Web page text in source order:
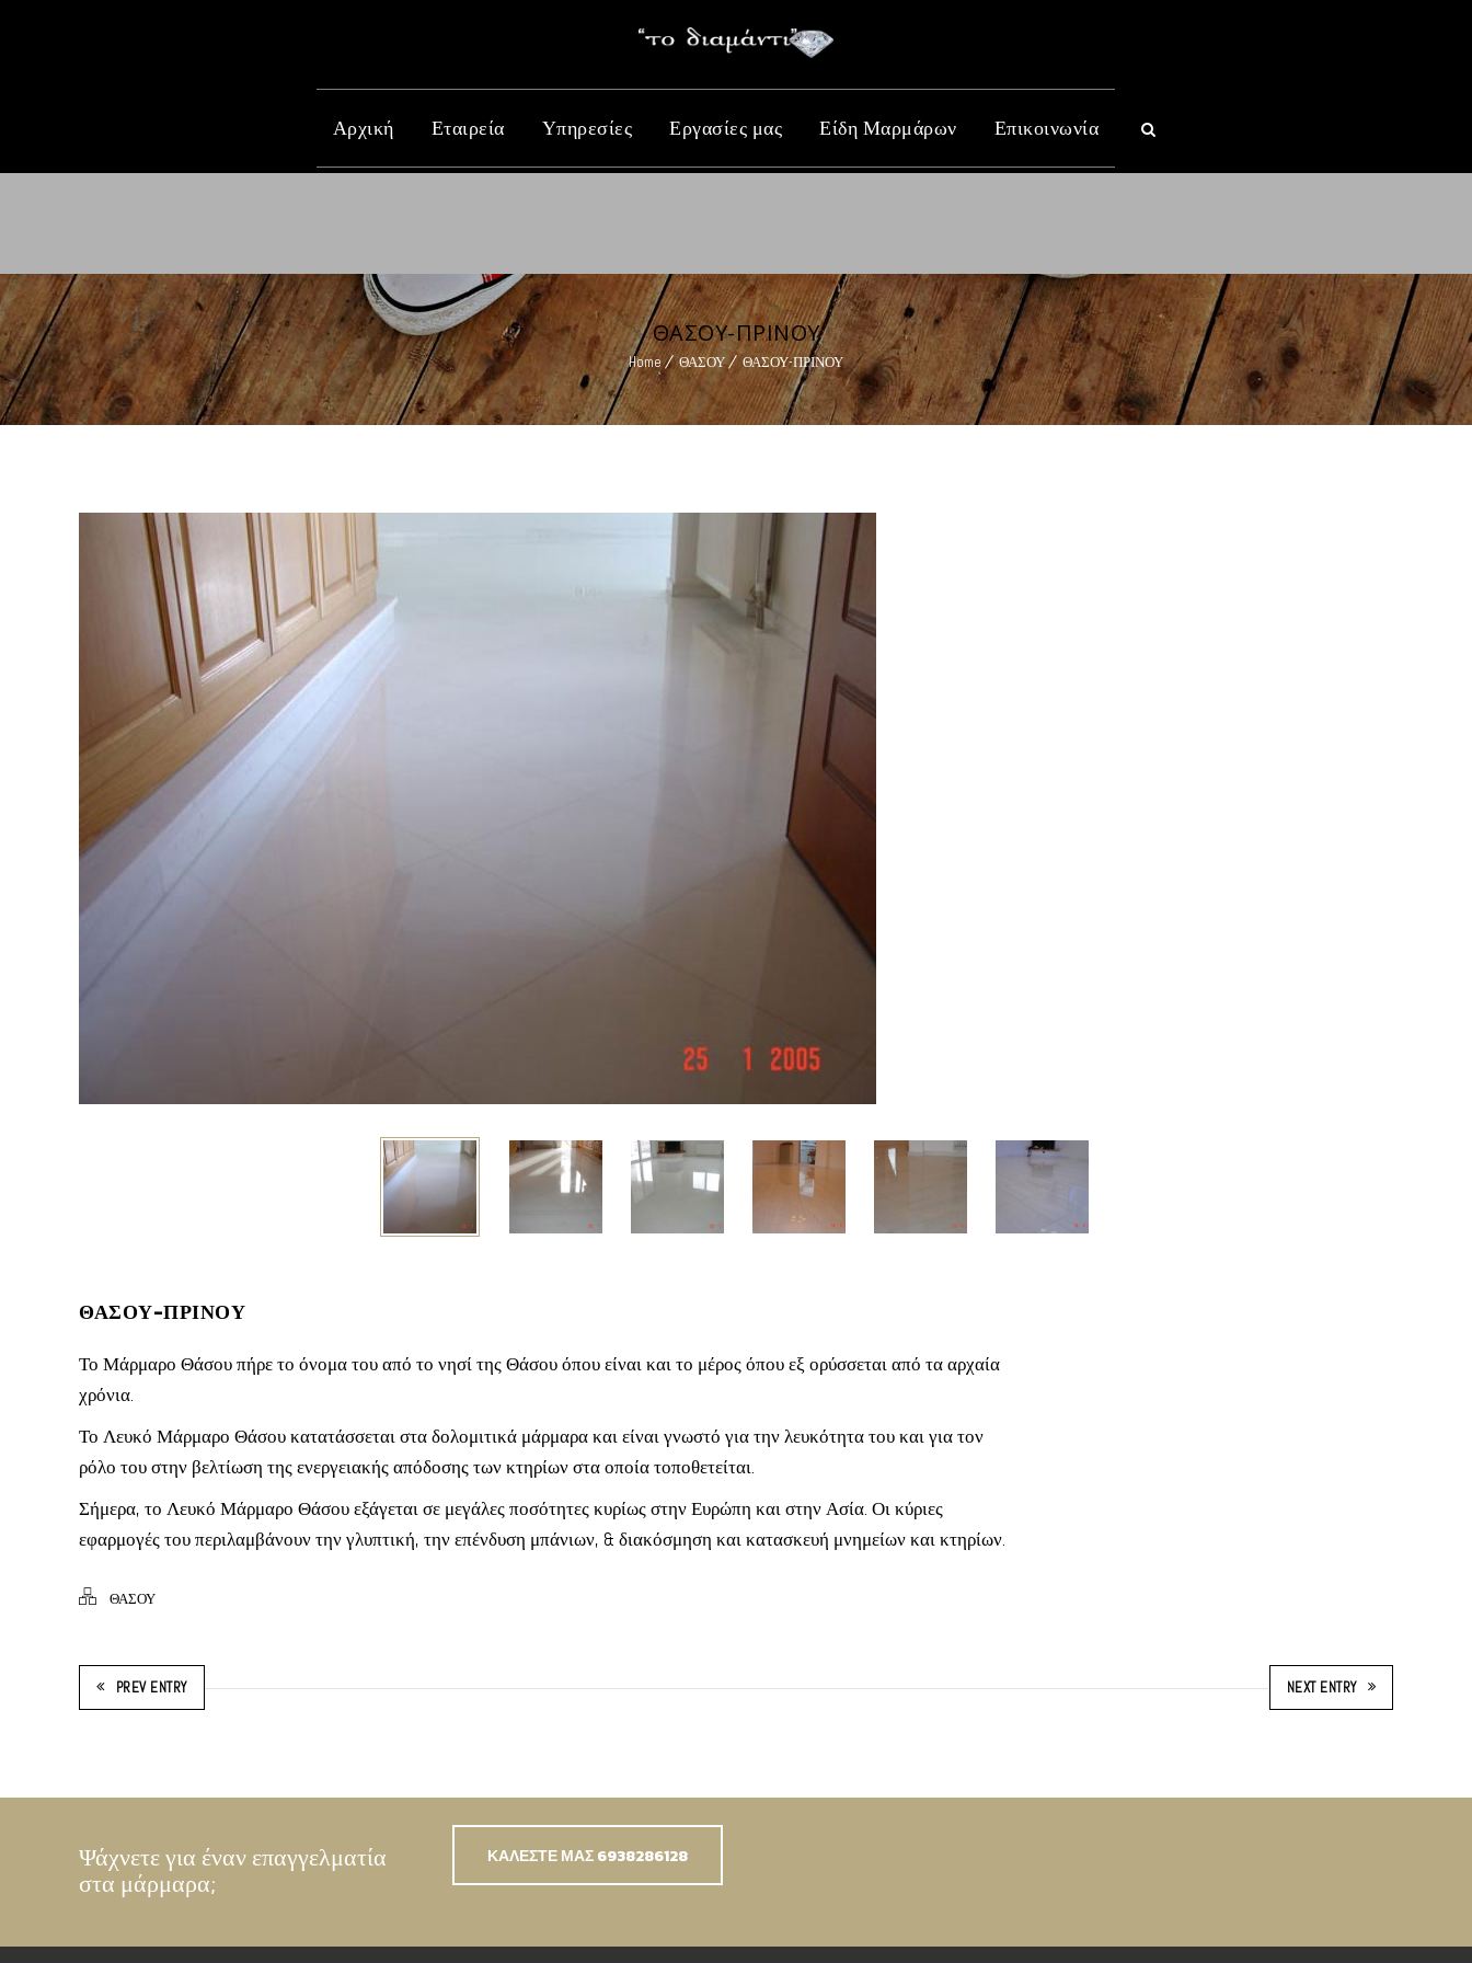
Αρχική Εταιρεία Υπηρεσίες Εργασίες μας Είδη Μαρμάρων Επικοινωνία
ΘΑΣΟΥ-ΠΡΙΝΟΥ
Home ΘΑΣΟΥ ΘΑΣΟΥ-ΠΡΙΝΟΥ
ΘΑΣΟΥ-ΠΡΙΝΟΥ
Το Μάρμαρο Θάσου πήρε το όνομα του από το νησί της Θάσου όπου είναι και το μέρος όπου εξ ορύσσεται από τα αρχαία
χρόνια.
Το Λευκό Μάρμαρο Θάσου κατατάσσεται στα δολομιτικά μάρμαρα και είναι γνωστό για την λευκότητα του και για τον
ρόλο του στην βελτίωση της ενεργειακής απόδοσης των κτηρίων στα οποία τοποθετείται.
Σήμερα, το Λευκό Μάρμαρο Θάσου εξάγεται σε μεγάλες ποσότητες κυρίως στην Ευρώπη και στην Ασία. Οι κύριες
εφαρμογές του περιλαμβάνουν την γλυπτική, την επένδυση μπάνιων, & διακόσμηση και κατασκευή μνημείων και κτηρίων.
ΘΑΣΟΥ
PREV ENTRY NEXT ENTRY
Ψάχνετε για έναν επαγγελματία
στα μάρμαρα;
ΚΑΛΕΣΤΕ ΜΑΣ 6938286128